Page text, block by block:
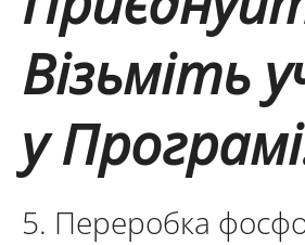
Візьміть
у
5. Переробка